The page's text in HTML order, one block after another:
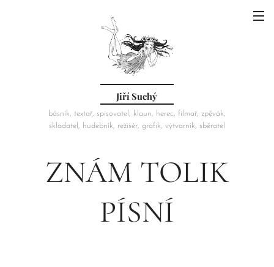
Jiří Suchý
básník, textař, spisovatel, klaun, herec, filmař, zpěvák,
skladatel, hudebník, režisér, grafik, výtvarník, sběratel
ZNÁM TOLIK
PÍSNÍ